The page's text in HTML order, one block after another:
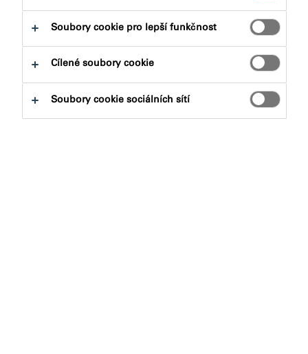
Jaký produkt hledáte?
Produktové skupiny
Soubory cookie pro lepší funkčnost
Cílené soubory cookie
Soubory cookie sociálních sítí